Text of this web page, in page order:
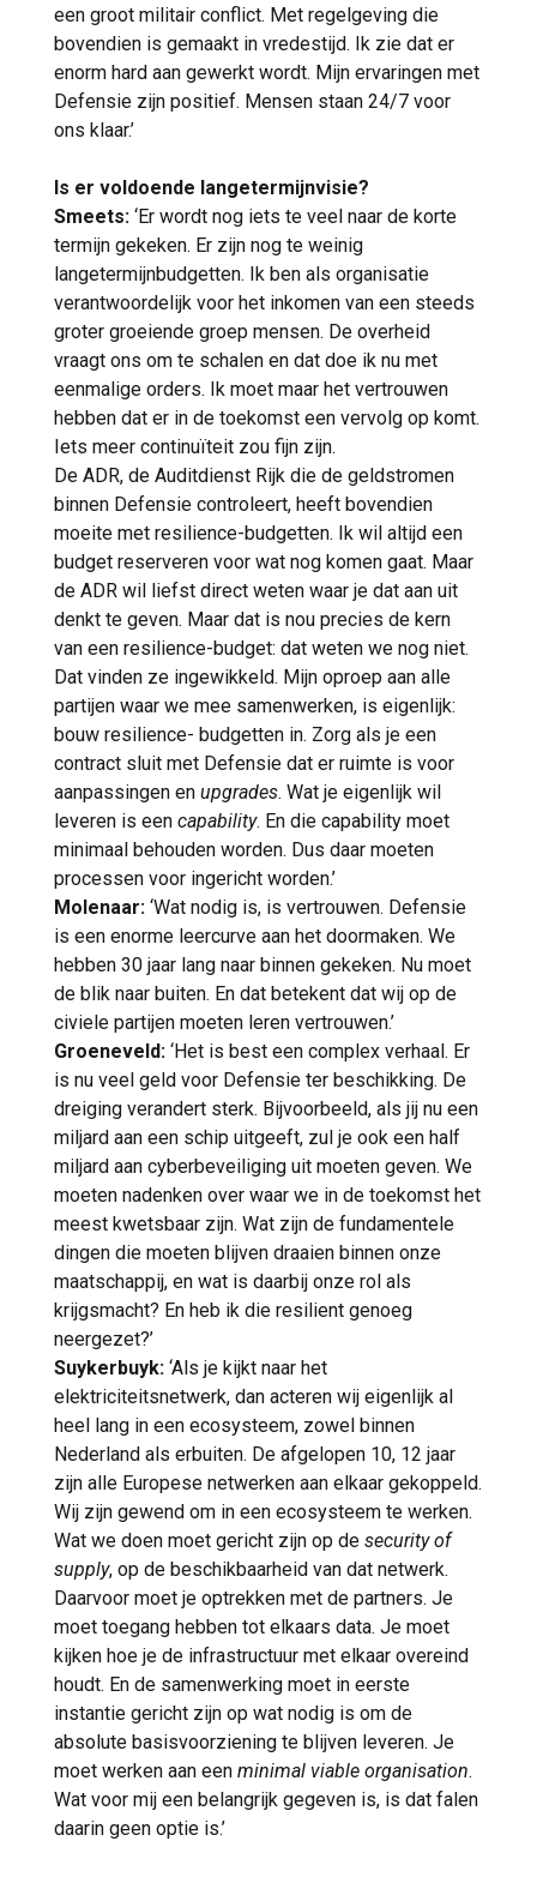
een groot militair conflict. Met regelgeving die
bovendien is gemaakt in vredestijd. Ik zie dat er
enorm hard aan gewerkt wordt. Mijn ervaringen met
Defensie zijn positief. Mensen staan 24/7 voor
ons klaar.’
Is er voldoende langetermijnvisie?
Smeets: ‘Er wordt nog iets te veel naar de korte
termijn gekeken. Er zijn nog te weinig
langetermijnbudgetten. Ik ben als organisatie
verantwoordelijk voor het inkomen van een steeds
groter groeiende groep mensen. De overheid
vraagt ons om te schalen en dat doe ik nu met
eenmalige orders. Ik moet maar het vertrouwen
hebben dat er in de toekomst een vervolg op komt.
Iets meer continuïteit zou fijn zijn.
De ADR, de Auditdienst Rijk die de geldstromen
binnen Defensie controleert, heeft bovendien
moeite met resilience-budgetten. Ik wil altijd een
budget reserveren voor wat nog komen gaat. Maar
de ADR wil liefst direct weten waar je dat aan uit
denkt te geven. Maar dat is nou precies de kern
van een resilience-budget: dat weten we nog niet.
Dat vinden ze ingewikkeld. Mijn oproep aan alle
partijen waar we mee samenwerken, is eigenlijk:
bouw resilience- budgetten in. Zorg als je een
contract sluit met Defensie dat er ruimte is voor
aanpassingen en upgrades. Wat je eigenlijk wil
leveren is een capability. En die capability moet
minimaal behouden worden. Dus daar moeten
processen voor ingericht worden.’
Molenaar: ‘Wat nodig is, is vertrouwen. Defensie
is een enorme leercurve aan het doormaken. We
hebben 30 jaar lang naar binnen gekeken. Nu moet
de blik naar buiten. En dat betekent dat wij op de
civiele partijen moeten leren vertrouwen.’
Groeneveld: ‘Het is best een complex verhaal. Er
is nu veel geld voor Defensie ter beschikking. De
dreiging verandert sterk. Bijvoorbeeld, als jij nu een
miljard aan een schip uitgeeft, zul je ook een half
miljard aan cyberbeveiliging uit moeten geven. We
moeten nadenken over waar we in de toekomst het
meest kwetsbaar zijn. Wat zijn de fundamentele
dingen die moeten blijven draaien binnen onze
maatschappij, en wat is daarbij onze rol als
krijgsmacht? En heb ik die resilient genoeg
neergezet?’
Suykerbuyk: ‘Als je kijkt naar het
elektriciteitsnetwerk, dan acteren wij eigenlijk al
heel lang in een ecosysteem, zowel binnen
Nederland als erbuiten. De afgelopen 10, 12 jaar
zijn alle Europese netwerken aan elkaar gekoppeld.
Wij zijn gewend om in een ecosysteem te werken.
Wat we doen moet gericht zijn op de security of
supply, op de beschikbaarheid van dat netwerk.
Daarvoor moet je optrekken met de partners. Je
moet toegang hebben tot elkaars data. Je moet
kijken hoe je de infrastructuur met elkaar overeind
houdt. En de samenwerking moet in eerste
instantie gericht zijn op wat nodig is om de
absolute basisvoorziening te blijven leveren. Je
moet werken aan een minimal viable organisation.
Wat voor mij een belangrijk gegeven is, is dat falen
daarin geen optie is.’